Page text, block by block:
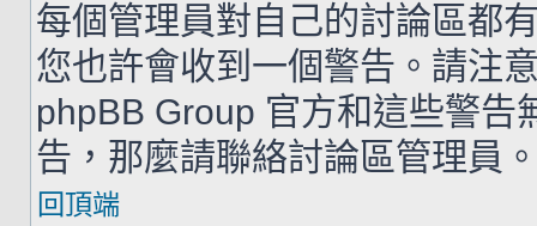
每個管理員對自己的討論區都
您也許會收到一個警告。請注
phpBB Group 官方和這些警告
告，那麼請聯絡討論區管理員
回頂端